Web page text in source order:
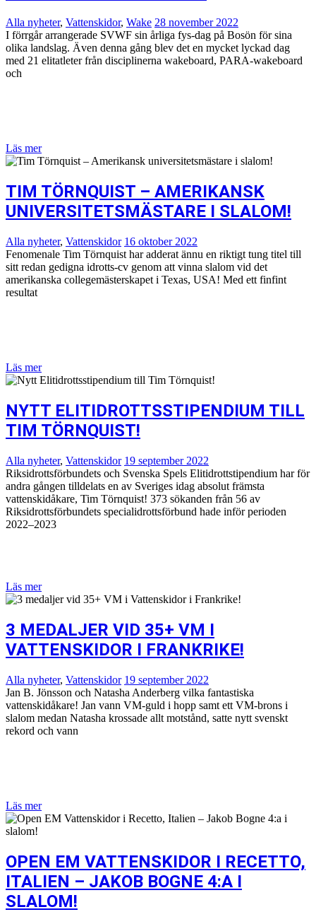
Alla nyheter, Vattenskidor, Wake 28 november 2022
I förrgår arrangerade SVWF sin årliga fys-dag på Bosön för sina
olika landslag. Även denna gång blev det en mycket lyckad dag
med 21 elitatleter från disciplinerna wakeboard, PARA-wakeboard
och
Läs mer
TIM TÖRNQUIST – AMERIKANSK
UNIVERSITETSMÄSTARE I SLALOM!
Alla nyheter, Vattenskidor 16 oktober 2022
Fenomenale Tim Törnquist har adderat ännu en riktigt tung titel till
sitt redan gedigna idrotts-cv genom att vinna slalom vid det
amerikanska collegemästerskapet i Texas, USA! Med ett finfint
resultat
Läs mer
NYTT ELITIDROTTSSTIPENDIUM TILL
TIM TÖRNQUIST!
Alla nyheter, Vattenskidor 19 september 2022
Riksidrottsförbundets och Svenska Spels Elitidrottstipendium har för
andra gången tilldelats en av Sveriges idag absolut främsta
vattenskidåkare, Tim Törnquist! 373 sökanden från 56 av
Riksidrottsförbundets specialidrottsförbund hade inför perioden
2022–2023
Läs mer
3 MEDALJER VID 35+ VM I
VATTENSKIDOR I FRANKRIKE!
Alla nyheter, Vattenskidor 19 september 2022
Jan B. Jönsson och Natasha Anderberg vilka fantastiska
vattenskidåkare! Jan vann VM-guld i hopp samt ett VM-brons i
slalom medan Natasha krossade allt motstånd, satte nytt svenskt
rekord och vann
Läs mer
OPEN EM VATTENSKIDOR I RECETTO,
ITALIEN – JAKOB BOGNE 4:A I
SLALOM!